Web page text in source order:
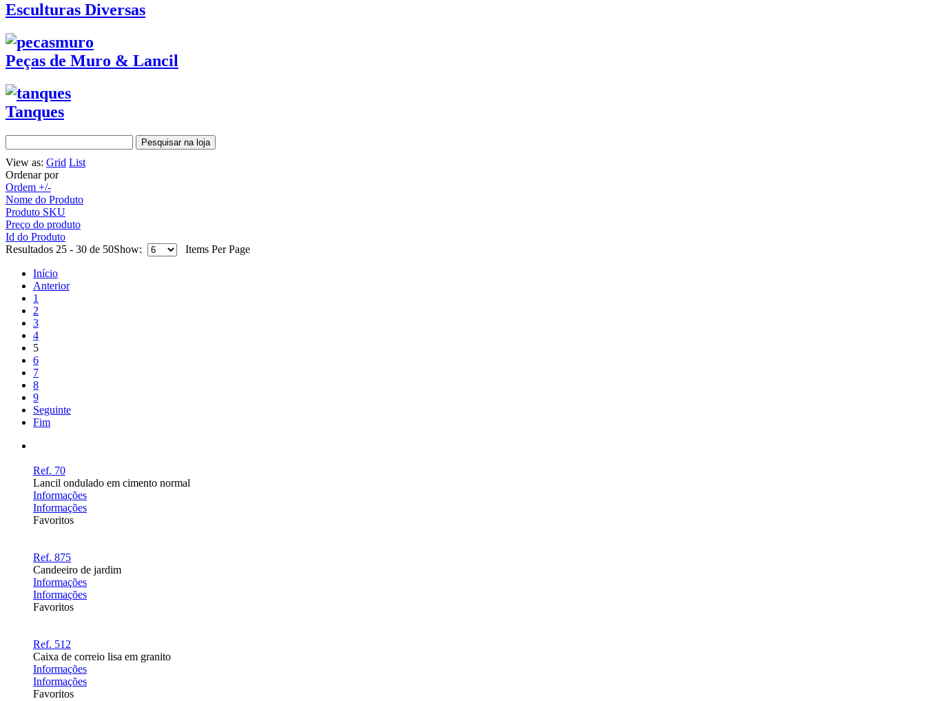
Esculturas Diversas
Peças de Muro & Lancil
Tanques
View as: Grid List
Ordenar por
Ordem +/-
Nome do Produto
Produto SKU
Preço do produto
Id do Produto
Resultados 25 - 30 de 50Show: Items Per Page
Início
Anterior
1
2
3
4
5
6
7
8
9
Seguinte
Fim
Ref. 70
Lancil ondulado em cimento normal
Informações
Informações
Favoritos
Ref. 875
Candeeiro de jardim
Informações
Informações
Favoritos
Ref. 512
Caixa de correio lisa em granito
Informações
Informações
Favoritos